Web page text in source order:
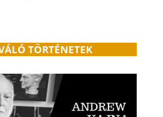
TÖRTÉNETEK